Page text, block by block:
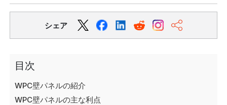
シェア
目次
WPC壁パネルの紹介
WPC壁パネルの主な利点